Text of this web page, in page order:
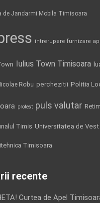
de Jandarmi Mobila Timisoara
intrerupere furnizare
Iulius Town Timisoara
Robu perchezitii Politia
protest puls valutar Retim
Timis Universitatea de
Timisoara
recente
Curtea de Apel